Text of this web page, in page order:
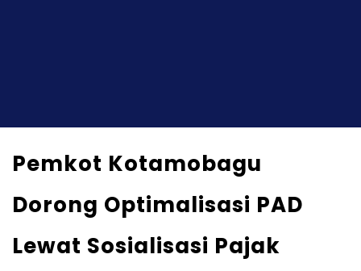
Pemkot Kotamobagu
Dorong Optimalisasi PAD
Lewat Sosialisasi Pajak